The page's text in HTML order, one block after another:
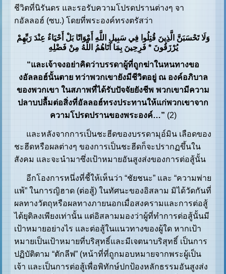
ชีวิตที่นิรันดร และรอรับความโปรดปรานต่างๆ จา
กอัลลอฮ์ (ซบ.) โดยที่พระองค์ทรงตรัสว่า
وَلَا تَحْسَبَنَّ الَّذِينَ قُتِلُوا فِي سَبِيلِ اللَّهِ أَمْوَاتًا بَلْ أَحْيَاءٌ عِنْدَ رَبِّهِمْ
يُرْزَقُونَ * فَرِحِينَ بِمَا آتَاهُمُ اللَّهُ مِنْ فَضْلِهِ
“และเจ้าจงอย่าคิดว่าบรรดาผู้ที่ถูกฆ่าในหนทางขอ
งอัลลอฮ์นั้นตาย ทว่าพวกเขายังมีชีวิตอยู่ ณ องค์อภิบาล
ของพวกเขา ในสภาพที่ได้รับปัจจัยยังชีพ พวกเขามีความ
ปลาบปลื้มต่อสิ่งที่อัลลอฮ์ทรงประทานให้แก่พวกเขาจาก
ความโปรดปรานของพระองค์…” (2)
และหลังจากการเป็นชะฮีดของบรรดามุอ์มิน เลือดของ
ชะฮีดหรือผลต่างๆ ของการเป็นชะฮีดก็จะปรากฏขึ้นใน
สังคม และจะนำมาซึ่งเป้าหมายอันสูงส่งของการต่อสู้นั้น
อีกโองการหนึ่งที่ชี้ให้เห็นว่า “ชัยชนะ” และ “ความพ่าย
แพ้” ในการญิฮาด (ต่อสู้) ในทัศนะของอิสลาม มิได้วัดกันที่
ผลทางวัตถุหรือผลทางภายนอกเมื่อสงครามและการต่อสู้
ได้ยุติลงเพียงเท่านั้น แต่อิสลามมองว่าผู้ที่ทำการต่อสู้นั้นมี
เป้าหมายอย่างไร และต่อสู้ในแนวทางของผู้ใด หากเป้า
หมายเป็นเป้าหมายที่บริสุทธิ์และมีเจตนาบริสุทธิ์ เป็นการ
ปฏิบัติตาม “ตักลีฟ” (หน้าที่ที่ถูกมอบหมายจากพระผู้เป็น
เจ้า และเป็นการต่อสู้เพื่อพิทักษ์ปกป้องหลักธรรมอันสูงส่ง